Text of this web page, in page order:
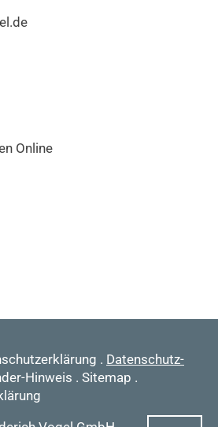
Online
. Datenschutz-
Hinweis . Sitemap .